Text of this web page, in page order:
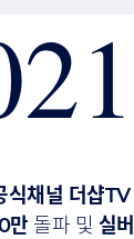
식채널 더샵TV
만 돌파 및 실